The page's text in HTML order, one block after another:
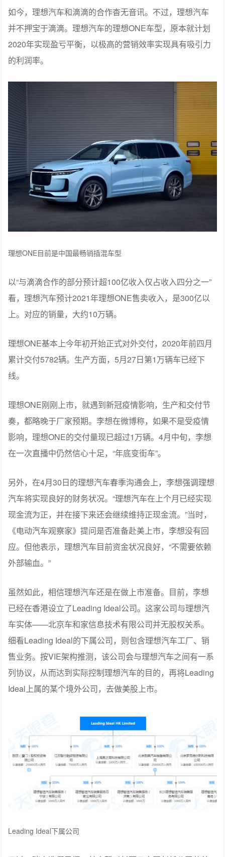
如今，理想汽车和滴滴的合作杳无音讯。不过，理想汽车
并不押宝于滴滴。理想汽车的理想ONE车型，原本就计划
2020年实现盈亏平衡，以极高的营销效率实现具有吸引力
的利润率。
理想ONE目前是中国最畅销插混车型
以“与滴滴合作的部分预计超100亿收入仅占收入四分之一”
看，理想汽车预计2021年理想ONE售卖收入，是300亿以
上。对应的销量，大约10万辆。
理想ONE基本上今年初开始正式对外交付，2020年前四月
累计交付5782辆。生产方面，5月27日第1万辆车已经下
线。
理想ONE刚刚上市，就遇到新冠疫情影响，生产和交付节
奏，都略晚于厂家预期。李想在微博称，如果不是受疫情
影响，理想ONE的交付量现已超过1万辆。4月中旬，李想
在一次直播中仍然信心十足，“年底变街车”。
另外，在4月30日的理想汽车春季沟通会上，李想强调理想
汽车将实现良好的财务状况。“理想汽车在上个月已经实现
现金流为正，并在接下来还会继续维持正现金流。”当时，
《电动汽车观察家》提问是否准备赴美上市，李想没有回
应。但他表示，理想汽车目前资金状况良好，“不需要依赖
外部输血。”
虽然如此，相信理想汽车还是在做上市准备。目前，李想
已经在香港设立了Leading Ideal公司。这家公司与理想汽
车实体——北京车和家信息技术有限公司并无股权关系。
细看Leading Ideal的下属公司，则包含理想汽车工厂、销
售业务。按VIE架构推测，该公司会与理想汽车之间有一系
列协议，从而达到实际控制理想汽车的目的，再将Leading
Ideal上属的某个境外公司，去做美股上市。
Leading Ideal下属公司